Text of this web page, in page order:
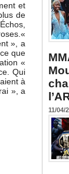
et
de
», a
que
«
Qui
à
», a
11/04/